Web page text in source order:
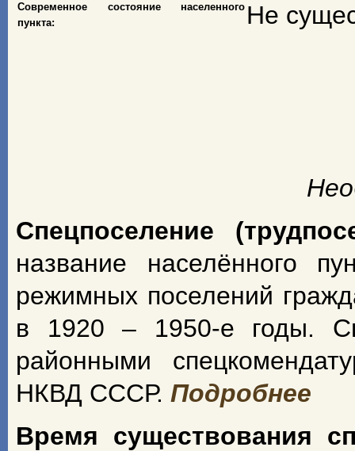
Современное состояние населенного
пункта:
Не
Спецпоселение
название населённого
режимных поселений
в 1920 – 1950-е годы.
районными
НКВД СССР. Подробнее
Время существования